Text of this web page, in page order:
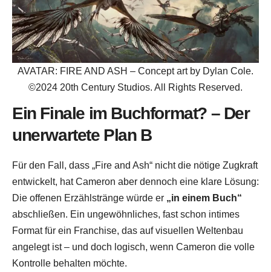
AVATAR: FIRE AND ASH – Concept art by Dylan Cole.
©2024 20th Century Studios. All Rights Reserved.
Ein Finale im Buchformat? – Der
unerwartete Plan B
Für den Fall, dass „Fire and Ash“ nicht die nötige Zugkraft
entwickelt, hat Cameron aber dennoch eine klare Lösung:
Die offenen Erzählstränge würde er „in einem Buch“
abschließen. Ein ungewöhnliches, fast schon intimes
Format für ein Franchise, das auf visuellen Weltenbau
angelegt ist – und doch logisch, wenn Cameron die volle
Kontrolle behalten möchte.